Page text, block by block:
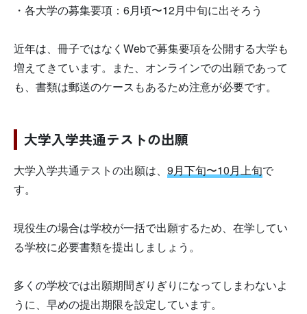
・各大学の募集要項：6月頃〜12月中旬に出そろう
近年は、冊子ではなくWebで募集要項を公開する大学も
増えてきています。また、オンラインでの出願であって
も、書類は郵送のケースもあるため注意が必要です。
大学入学共通テストの出願
大学入学共通テストの出願は、 9月下旬〜10月上旬で
す。
現役生の場合は学校が一括で出願するため、在学してい
る学校に必要書類を提出しましょう。
多くの学校では出願期間ぎりぎりになってしまわないよ
うに、早めの提出期限を設定しています。